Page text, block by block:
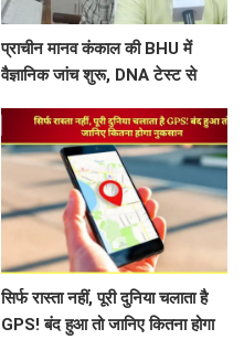
प्राचीन मानव कंकाल की BHU में
वैज्ञानिक जांच शुरू, DNA टेस्ट से
इतिहास का राज
सिर्फ रास्ता नहीं, पूरी दुनिया चलाता है
GPS! बंद हुआ तो जानिए कितना होगा